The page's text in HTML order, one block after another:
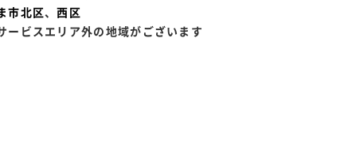
市北区 、西区
ービスエリア外の地域がございます